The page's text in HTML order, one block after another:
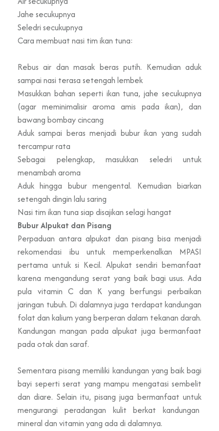
Jahe secukupnya
Seledri secukupnya
Cara membuat nasi tim ikan tuna:
Rebus air dan masak beras putih. Kemudian aduk
sampai nasi terasa setengah lembek
Masukkan bahan seperti ikan tuna, jahe secukupnya
(agar meminimalisir aroma amis pada ikan), dan
bawang bombay cincang
Aduk sampai beras menjadi bubur ikan yang sudah
tercampur rata
Sebagai pelengkap, masukkan seledri untuk
menambah aroma
Aduk hingga bubur mengental. Kemudian biarkan
setengah dingin lalu saring
Nasi tim ikan tuna siap disajikan selagi hangat
Bubur Alpukat dan Pisang
Perpaduan antara alpukat dan pisang bisa menjadi
rekomendasi ibu untuk memperkenalkan MPASI
pertama untuk si Kecil. Alpukat sendiri bemanfaat
karena mengandung serat yang baik bagi usus. Ada
pula vitamin C dan K yang berfungsi perbaikan
jaringan tubuh. Di dalamnya juga terdapat kandungan
folat dan kalium yang berperan dalam tekanan darah.
Kandungan mangan pada alpukat juga bermanfaat
pada otak dan saraf.
Sementara pisang memiliki kandungan yang baik bagi
bayi seperti serat yang mampu mengatasi sembelit
dan diare. Selain itu, pisang juga bermanfaat untuk
mengurangi peradangan kulit berkat kandungan
mineral dan vitamin yang ada di dalamnya.